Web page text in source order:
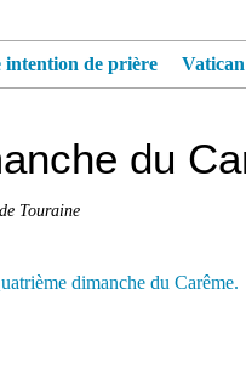
intention de prière
du
Touraine